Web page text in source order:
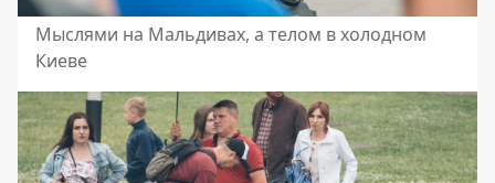
Мыслями на Мальдивах, а телом в холодном
Киеве